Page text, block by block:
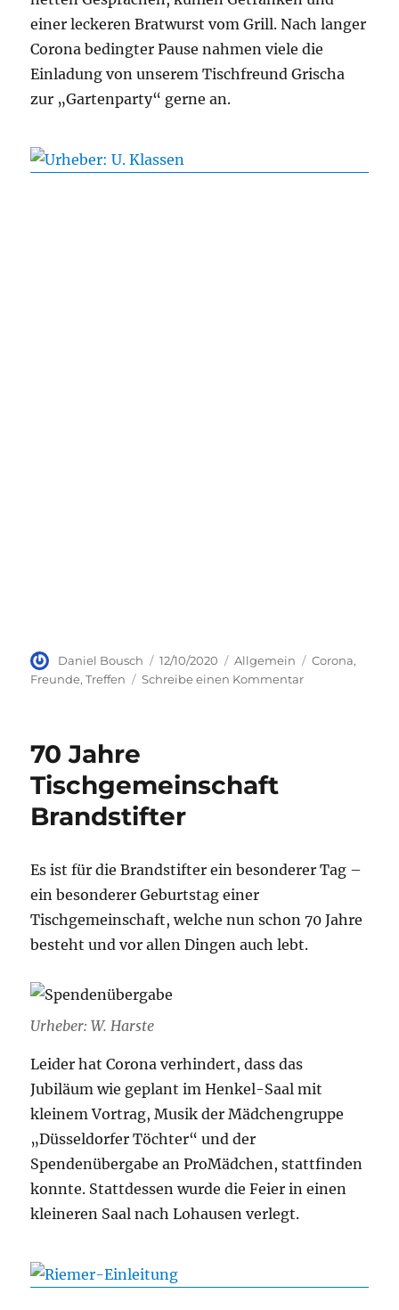
einer leckeren Bratwurst vom Grill. Nach langer
Corona bedingter Pause nahmen viele die
Einladung von unserem Tischfreund Grischa
zur „Gartenparty“ gerne an.
Autor
Daniel Bousch
Veröffentlicht
am
12/10/2020 Kategorien
Allgemein Schlagwörter
Corona,
Freunde,Treffen Schreibe einen Kommentarzu
70 Jahre
Tischgemeinschaft
Brandstifter
Es ist für die Brandstifter ein besonderer Tag –
ein besonderer Geburtstag einer
Tischgemeinschaft, welche nun schon 70 Jahre
besteht und vor allen Dingen auch lebt.
Urheber: W. Harste
Leider hat Corona verhindert, dass das
Jubiläum wie geplant im Henkel-Saal mit
kleinem Vortrag, Musik der Mädchengruppe
„Düsseldorfer Töchter“ und der
Spendenübergabe an ProMädchen, stattfinden
konnte. Stattdessen wurde die Feier in einen
kleineren Saal nach Lohausen verlegt.